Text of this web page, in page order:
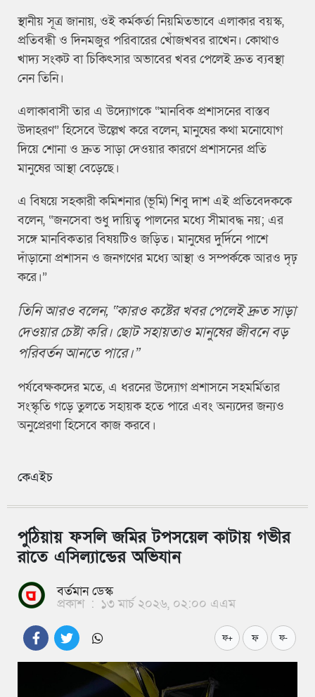
স্থানীয় সূত্র জানায়, ওই কর্মকর্তা নিয়মিতভাবে এলাকার বয়স্ক,
প্রতিবন্ধী ও দিনমজুর পরিবারের খোঁজখবর রাখেন। কোথাও
খাদ্য সংকট বা চিকিৎসার অভাবের খবর পেলেই দ্রুত ব্যবস্থা
নেন তিনি।
এলাকাবাসী তার এ উদ্যোগকে “মানবিক প্রশাসনের বাস্তব
উদাহরণ” হিসেবে উল্লেখ করে বলেন, মানুষের কথা মনোযোগ
দিয়ে শোনা ও দ্রুত সাড়া দেওয়ার কারণে প্রশাসনের প্রতি
মানুষের আস্থা বেড়েছে।
এ বিষয়ে সহকারী কমিশনার (ভূমি) শিবু দাশ এই প্রতিবেদককে
বলেন, “জনসেবা শুধু দায়িত্ব পালনের মধ্যে সীমাবদ্ধ নয়; এর
সঙ্গে মানবিকতার বিষয়টিও জড়িত। মানুষের দুর্দিনে পাশে
দাঁড়ানো প্রশাসন ও জনগণের মধ্যে আস্থা ও সম্পর্ককে আরও দৃঢ়
করে।”
তিনি আরও বলেন, “কারও কষ্টের খবর পেলেই দ্রুত সাড়া
দেওয়ার চেষ্টা করি। ছোট সহায়তাও মানুষের জীবনে বড়
পরিবর্তন আনতে পারে।”
পর্যবেক্ষকদের মতে, এ ধরনের উদ্যোগ প্রশাসনে সহমর্মিতার
সংস্কৃতি গড়ে তুলতে সহায়ক হতে পারে এবং অন্যদের জন্যও
অনুপ্রেরণা হিসেবে কাজ করবে।
কেএইচ
পুঠিয়ায় ফসলি জমির টপসয়েল কাটায় গভীর
রাতে এসিল্যান্ডের অভিযান
বর্তমান ডেস্ক
প্রকাশ : ১৩ মার্চ ২০২৬, ০২:০০ এএম
ফ+ ফ ফ-